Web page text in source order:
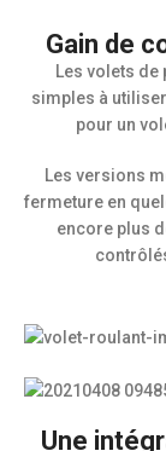
Gain de
Les volets
simples à
pour un
Les versions
fermeture en
encore plus
Une